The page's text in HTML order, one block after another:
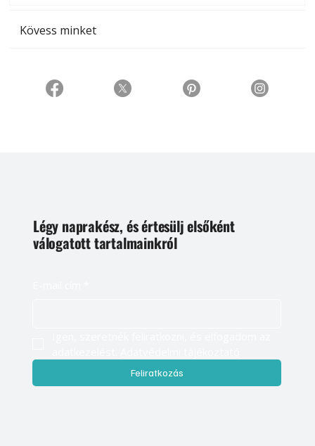
Kövess minket
Légy naprakész, és értesülj elsőként
válogatott tartalmainkról
Feliratkozás